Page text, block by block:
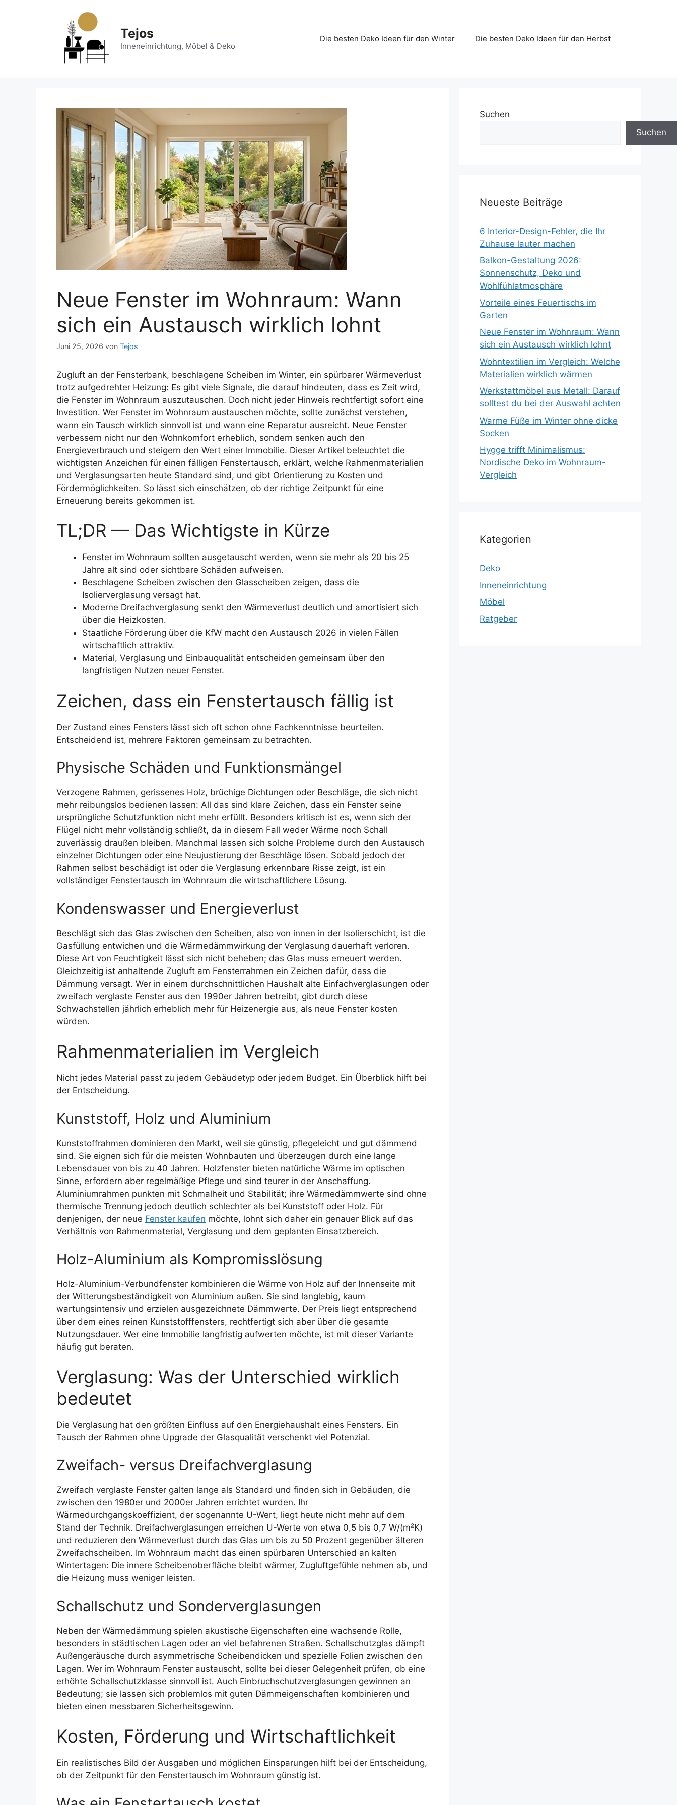
Tejos
Inneneinrichtung, Möbel & Deko
Die besten Deko Ideen für den Winter Die besten Deko Ideen für den Herbst
Neue Fenster im Wohnraum: Wann
sich ein Austausch wirklich lohnt
Juni 25, 2026 von Tejos
Zugluft an der Fensterbank, beschlagene Scheiben im Winter, ein spürbarer Wärmeverlust
trotz aufgedrehter Heizung: Es gibt viele Signale, die darauf hindeuten, dass es Zeit wird,
die Fenster im Wohnraum auszutauschen. Doch nicht jeder Hinweis rechtfertigt sofort eine
Investition. Wer Fenster im Wohnraum austauschen möchte, sollte zunächst verstehen,
wann ein Tausch wirklich sinnvoll ist und wann eine Reparatur ausreicht. Neue Fenster
verbessern nicht nur den Wohnkomfort erheblich, sondern senken auch den
Energieverbrauch und steigern den Wert einer Immobilie. Dieser Artikel beleuchtet die
wichtigsten Anzeichen für einen fälligen Fenstertausch, erklärt, welche Rahmenmaterialien
und Verglasungsarten heute Standard sind, und gibt Orientierung zu Kosten und
Fördermöglichkeiten. So lässt sich einschätzen, ob der richtige Zeitpunkt für eine
Erneuerung bereits gekommen ist.
TL;DR — Das Wichtigste in Kürze
Fenster im Wohnraum sollten ausgetauscht werden, wenn sie mehr als 20 bis 25
Jahre alt sind oder sichtbare Schäden aufweisen.
Beschlagene Scheiben zwischen den Glasscheiben zeigen, dass die
Isolierverglasung versagt hat.
Moderne Dreifachverglasung senkt den Wärmeverlust deutlich und amortisiert sich
über die Heizkosten.
Staatliche Förderung über die KfW macht den Austausch 2026 in vielen Fällen
wirtschaftlich attraktiv.
Material, Verglasung und Einbauqualität entscheiden gemeinsam über den
langfristigen Nutzen neuer Fenster.
Zeichen, dass ein Fenstertausch fällig ist
Der Zustand eines Fensters lässt sich oft schon ohne Fachkenntnisse beurteilen.
Entscheidend ist, mehrere Faktoren gemeinsam zu betrachten.
Physische Schäden und Funktionsmängel
Verzogene Rahmen, gerissenes Holz, brüchige Dichtungen oder Beschläge, die sich nicht
mehr reibungslos bedienen lassen: All das sind klare Zeichen, dass ein Fenster seine
ursprüngliche Schutzfunktion nicht mehr erfüllt. Besonders kritisch ist es, wenn sich der
Flügel nicht mehr vollständig schließt, da in diesem Fall weder Wärme noch Schall
zuverlässig draußen bleiben. Manchmal lassen sich solche Probleme durch den Austausch
einzelner Dichtungen oder eine Neujustierung der Beschläge lösen. Sobald jedoch der
Rahmen selbst beschädigt ist oder die Verglasung erkennbare Risse zeigt, ist ein
vollständiger Fenstertausch im Wohnraum die wirtschaftlichere Lösung.
Kondenswasser und Energieverlust
Beschlägt sich das Glas zwischen den Scheiben, also von innen in der Isolierschicht, ist die
Gasfüllung entwichen und die Wärmedämmwirkung der Verglasung dauerhaft verloren.
Diese Art von Feuchtigkeit lässt sich nicht beheben; das Glas muss erneuert werden.
Gleichzeitig ist anhaltende Zugluft am Fensterrahmen ein Zeichen dafür, dass die
Dämmung versagt. Wer in einem durchschnittlichen Haushalt alte Einfachverglasungen oder
zweifach verglaste Fenster aus den 1990er Jahren betreibt, gibt durch diese
Schwachstellen jährlich erheblich mehr für Heizenergie aus, als neue Fenster kosten
würden.
Rahmenmaterialien im Vergleich
Nicht jedes Material passt zu jedem Gebäudetyp oder jedem Budget. Ein Überblick hilft bei
der Entscheidung.
Kunststoff, Holz und Aluminium
Kunststoffrahmen dominieren den Markt, weil sie günstig, pflegeleicht und gut dämmend
sind. Sie eignen sich für die meisten Wohnbauten und überzeugen durch eine lange
Lebensdauer von bis zu 40 Jahren. Holzfenster bieten natürliche Wärme im optischen
Sinne, erfordern aber regelmäßige Pflege und sind teurer in der Anschaffung.
Aluminiumrahmen punkten mit Schmalheit und Stabilität; ihre Wärmedämmwerte sind ohne
thermische Trennung jedoch deutlich schlechter als bei Kunststoff oder Holz. Für
denjenigen, der neue Fenster kaufen möchte, lohnt sich daher ein genauer Blick auf das
Verhältnis von Rahmenmaterial, Verglasung und dem geplanten Einsatzbereich.
Holz-Aluminium als Kompromisslösung
Holz-Aluminium-Verbundfenster kombinieren die Wärme von Holz auf der Innenseite mit
der Witterungsbeständigkeit von Aluminium außen. Sie sind langlebig, kaum
wartungsintensiv und erzielen ausgezeichnete Dämmwerte. Der Preis liegt entsprechend
über dem eines reinen Kunststofffensters, rechtfertigt sich aber über die gesamte
Nutzungsdauer. Wer eine Immobilie langfristig aufwerten möchte, ist mit dieser Variante
häufig gut beraten.
Verglasung: Was der Unterschied wirklich
bedeutet
Die Verglasung hat den größten Einfluss auf den Energiehaushalt eines Fensters. Ein
Tausch der Rahmen ohne Upgrade der Glasqualität verschenkt viel Potenzial.
Zweifach- versus Dreifachverglasung
Zweifach verglaste Fenster galten lange als Standard und finden sich in Gebäuden, die
zwischen den 1980er und 2000er Jahren errichtet wurden. Ihr
Wärmedurchgangskoeffizient, der sogenannte U-Wert, liegt heute nicht mehr auf dem
Stand der Technik. Dreifachverglasungen erreichen U-Werte von etwa 0,5 bis 0,7 W/(m²K)
und reduzieren den Wärmeverlust durch das Glas um bis zu 50 Prozent gegenüber älteren
Zweifachscheiben. Im Wohnraum macht das einen spürbaren Unterschied an kalten
Wintertagen: Die innere Scheibenoberfläche bleibt wärmer, Zugluftgefühle nehmen ab, und
die Heizung muss weniger leisten.
Schallschutz und Sonderverglasungen
Neben der Wärmedämmung spielen akustische Eigenschaften eine wachsende Rolle,
besonders in städtischen Lagen oder an viel befahrenen Straßen. Schallschutzglas dämpft
Außengeräusche durch asymmetrische Scheibendicken und spezielle Folien zwischen den
Lagen. Wer im Wohnraum Fenster austauscht, sollte bei dieser Gelegenheit prüfen, ob eine
erhöhte Schallschutzklasse sinnvoll ist. Auch Einbruchschutzverglasungen gewinnen an
Bedeutung; sie lassen sich problemlos mit guten Dämmeigenschaften kombinieren und
bieten einen messbaren Sicherheitsgewinn.
Kosten, Förderung und Wirtschaftlichkeit
Ein realistisches Bild der Ausgaben und möglichen Einsparungen hilft bei der Entscheidung,
ob der Zeitpunkt für den Fenstertausch im Wohnraum günstig ist.
Suchen
Suchen
Neueste Beiträge
6 Interior-Design-Fehler, die Ihr
Zuhause lauter machen
Balkon-Gestaltung 2026:
Sonnenschutz, Deko und
Wohlfühlatmosphäre
Vorteile eines Feuertischs im
Garten
Neue Fenster im Wohnraum: Wann
sich ein Austausch wirklich lohnt
Wohntextilien im Vergleich: Welche
Materialien wirklich wärmen
Werkstattmöbel aus Metall: Darauf
solltest du bei der Auswahl achten
Warme Füße im Winter ohne dicke
Socken
Hygge trifft Minimalismus:
Nordische Deko im Wohnraum-
Vergleich
Kategorien
Deko
Inneneinrichtung
Möbel
Ratgeber